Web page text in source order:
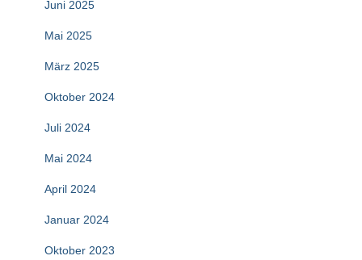
Juni 2025
Mai 2025
März 2025
Oktober 2024
Juli 2024
Mai 2024
April 2024
Januar 2024
Oktober 2023